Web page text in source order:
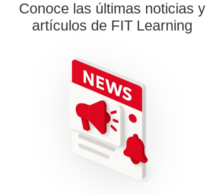
Conoce las últimas noticias y
artículos de FIT Learning